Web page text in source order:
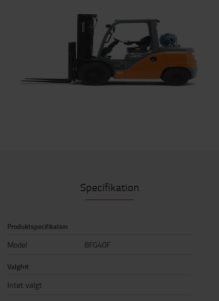
Specifikation
Produktspecifikation
Model 8FG40F
Valgfrit
Intet valgt